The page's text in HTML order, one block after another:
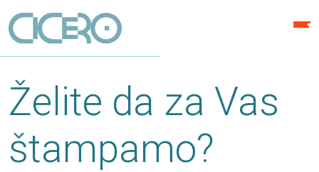
Želite da za Vas
štampamo?